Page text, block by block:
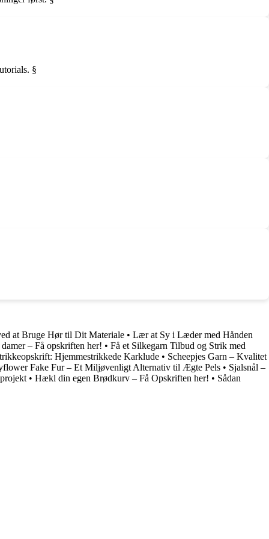
§
at Bruge Hør til Dit Materiale • Lær at Sy i Læder med Hånden
– Få opskriften her! • Få et Silkegarn Tilbud og Strik med
Hjemmestrikkede Karklude • Scheepjes Garn – Kvalitet
Fake Fur – Et Miljøvenligt Alternativ til Ægte Pels • Sjalsnål –
• Hækl din egen Brødkurv – Få Opskriften her! • Sådan